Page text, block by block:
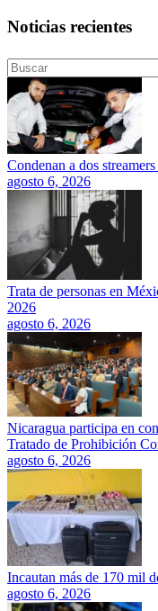
Noticias recientes
Condenan a dos
agosto 6, 2026
Trata de personas en
2026
agosto 6, 2026
Nicaragua participa en
Tratado de Prohibición
agosto 6, 2026
Incautan más de 170 mil
agosto 6, 2026